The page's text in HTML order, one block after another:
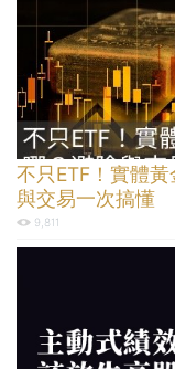
不只ETF！實體
與交易一次搞懂
9,811